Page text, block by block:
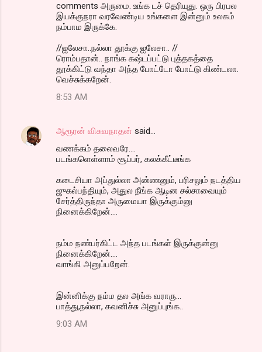
comments அருமை. உங்க டச் தெரியுது. ஒரு பிரபல
இயக்குநரா வரவேண்டிய உங்களை இன்னும் உலகம்
நம்பாம இருக்கே.
//ஐலேசா..நல்லா தூக்கு ஐலேசா.. //
ரொம்பதான்.. நாங்க கஷ்டப்பட்டு புத்தகத்தை
தூக்கிட்டு வந்தா அந்த போட்டோ போட்டு கிண்டலா.
வெச்சுக்கறேன்.
8:53 AM
ஆரூரன் விசுவநாதன் said…
வணக்கம் தலைவரே....
படங்களெள்ளாம் சூப்பர், கலக்கீட்டீங்க
கடைசியா அப்துல்லா அன்ணனும், பரிசலும் நடத்திய
ஜுகல்பந்தியும், அதுல நீங்க ஆடின சல்சாவையும்
சேர்த்திருந்தா அருமையா இருக்கும்னு
நினைக்கிறேன்....
நம்ம நண்பர்கிட்ட அந்த படங்கள் இருக்குன்னு
நினைக்கிறேன்....
வாங்கி அனுப்பறேன்.
இன்னிக்கு நம்ம தல அங்க வராரு...
பாத்து,நல்லா, கவனிச்சு அனுப்புங்க..
9:03 AM